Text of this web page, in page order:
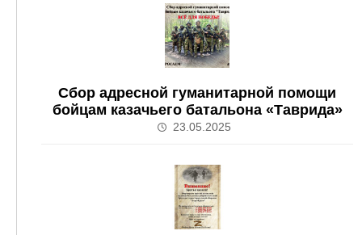
Сбор адресной гуманитарной помощи
бойцам казачьего батальона «Таврида»
23.05.2025